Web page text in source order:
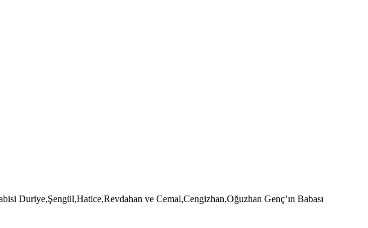
Duriye,Şengül,Hatice,Revdahan ve Cemal,Cengizhan,Oğuzhan Genç’ın Babası